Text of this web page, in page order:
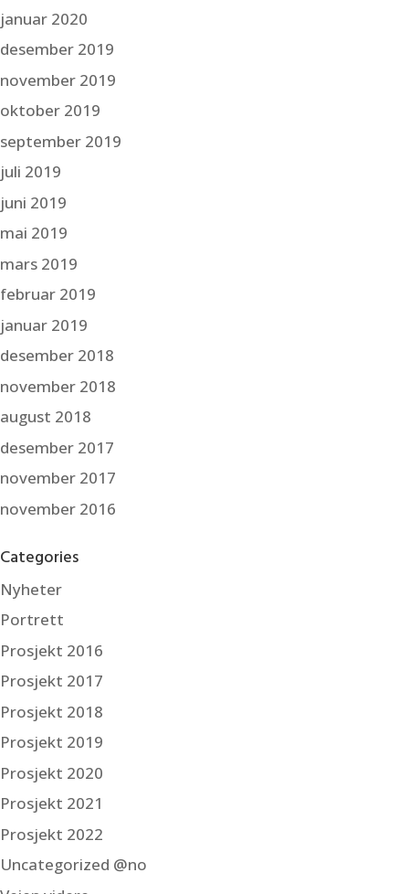
januar 2020
desember 2019
november 2019
oktober 2019
september 2019
juli 2019
juni 2019
mai 2019
mars 2019
februar 2019
januar 2019
desember 2018
november 2018
august 2018
desember 2017
november 2017
november 2016
Categories
Nyheter
Portrett
Prosjekt 2016
Prosjekt 2017
Prosjekt 2018
Prosjekt 2019
Prosjekt 2020
Prosjekt 2021
Prosjekt 2022
Uncategorized @no